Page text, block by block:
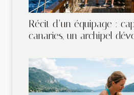
Récit d’un équipage :
canaries, un archipel